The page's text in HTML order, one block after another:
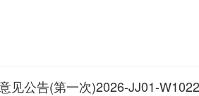
意电梯股份有限公司第3名：美迪斯电梯
见公告(第一次)2026-JJ01-W1022